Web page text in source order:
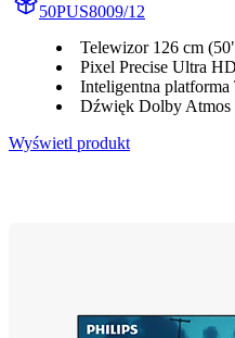
50PUS8009/12
Telewizor 126 cm
Pixel Precise Ultra HD
Inteligentna platforma
Dźwięk Dolby Atmos
Wyświetl produkt